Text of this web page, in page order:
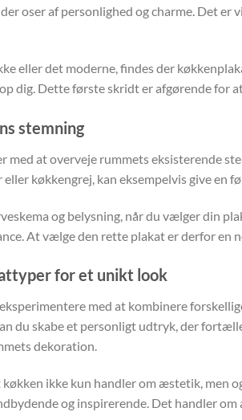
oser af personlighed og charme. Det
eller det moderne, findes der
dig. Dette første skridt er afgørende for
stemning
at overveje rummets eksisterende
køkkengrej, kan eksempelvis give en
og belysning, når du vælger din
At vælge den rette plakat er derfor
for et unikt look
med at kombinere
du skabe et personligt udtryk, der
dekoration.
ikke kun handler om æstetik, men
og inspirerende. Det handler